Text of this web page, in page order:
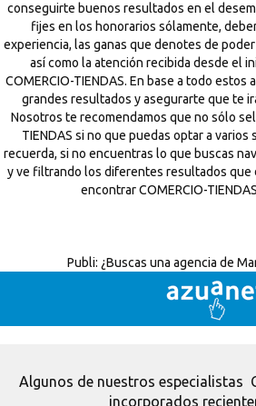
conseguirte buenos resultados en el
fijes en los honorarios sólamente,
experiencia, las ganas que denotes de
así como la atención recibida desde el
COMERCIO-TIENDAS. En base a todo
grandes resultados y asegurarte que te
Nosotros te recomendamos que no sólo
TIENDAS si no que puedas optar a varios
recuerda, si no encuentras lo que buscas
y ve filtrando los diferentes resultados que
encontrar COMERCIO-
Publi: ¿Buscas una agencia de
Algunos de nuestros especialistas
incorporados